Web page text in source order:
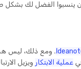
أن ينسبوا الفضل لك
. ومع ذلك، ليس
عملية الابتكار ويزيل